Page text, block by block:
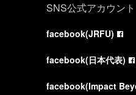
SNS公式アカウント
facebook(JRFU)
facebook(日本代表)
facebook(Impact